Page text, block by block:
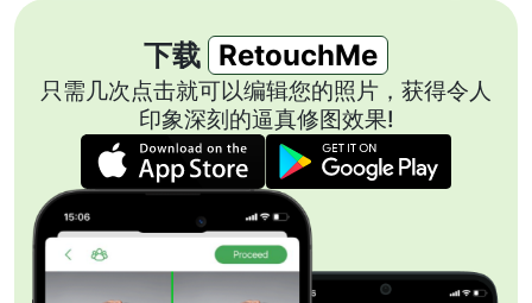
下载 RetouchMe
只需几次点击就可以编辑您的照片，获得令人
印象深刻的逼真修图效果!